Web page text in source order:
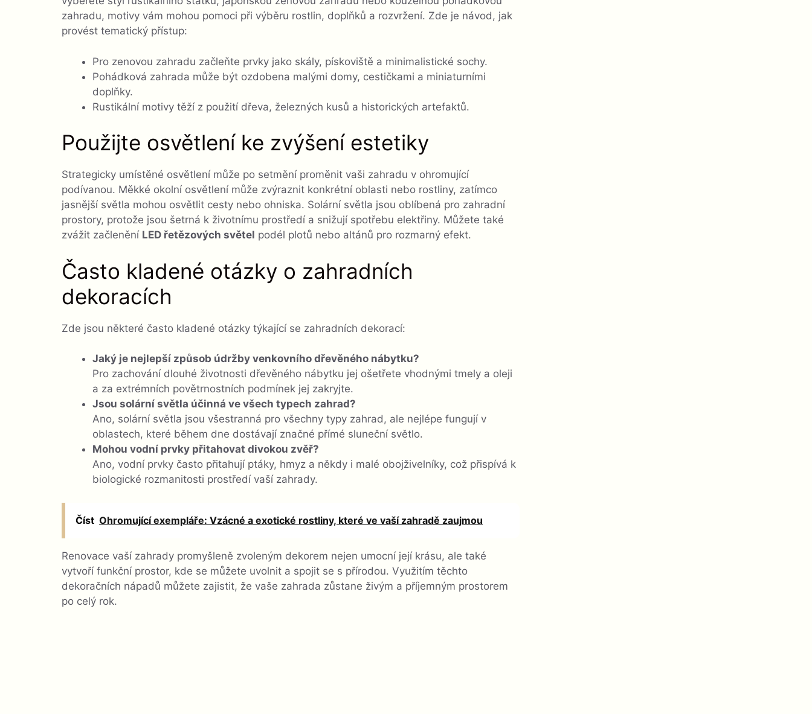
zahradu, motivy vám mohou pomoci při výběru rostlin, doplňků a rozvržení. Zde je návod, jak
provést tematický přístup:
Pro zenovou zahradu začleňte prvky jako skály, pískoviště a minimalistické sochy.
Pohádková zahrada může být ozdobena malými domy, cestičkami a miniaturními
doplňky.
Rustikální motivy těží z použití dřeva, železných kusů a historických artefaktů.
Použijte osvětlení ke zvýšení estetiky
Strategicky umístěné osvětlení může po setmění proměnit vaši zahradu v ohromující
podívanou. Měkké okolní osvětlení může zvýraznit konkrétní oblasti nebo rostliny, zatímco
jasnější světla mohou osvětlit cesty nebo ohniska. Solární světla jsou oblíbená pro zahradní
prostory, protože jsou šetrná k životnímu prostředí a snižují spotřebu elektřiny. Můžete také
zvážit začlenění LED řetězových světel podél plotů nebo altánů pro rozmarný efekt.
Často kladené otázky o zahradních
dekoracích
Zde jsou některé často kladené otázky týkající se zahradních dekorací:
Jaký je nejlepší způsob údržby venkovního dřevěného nábytku?
Pro zachování dlouhé životnosti dřevěného nábytku jej ošetřete vhodnými tmely a oleji
a za extrémních povětrnostních podmínek jej zakryjte.
Jsou solární světla účinná ve všech typech zahrad?
Ano, solární světla jsou všestranná pro všechny typy zahrad, ale nejlépe fungují v
oblastech, které během dne dostávají značné přímé sluneční světlo.
Mohou vodní prvky přitahovat divokou zvěř?
Ano, vodní prvky často přitahují ptáky, hmyz a někdy i malé obojživelníky, což přispívá k
biologické rozmanitosti prostředí vaší zahrady.
Číst Ohromující exempláře: Vzácné a exotické rostliny, které ve vaší zahradě zaujmou
Renovace vaší zahrady promyšleně zvoleným dekorem nejen umocní její krásu, ale také
vytvoří funkční prostor, kde se můžete uvolnit a spojit se s přírodou. Využitím těchto
dekoračních nápadů můžete zajistit, že vaše zahrada zůstane živým a příjemným prostorem
po celý rok.